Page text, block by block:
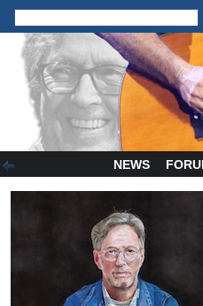
NEWS